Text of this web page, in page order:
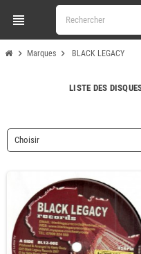
view_headline
chevron_right Marques chevron_right BLACK LEGACY
LISTE DES
Choisir